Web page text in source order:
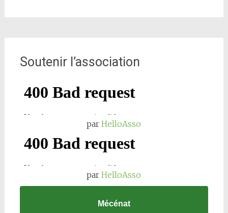
Soutenir l’association
parHelloAsso
parHelloAsso
Mécénat